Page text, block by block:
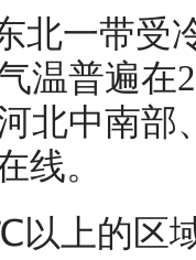
北一带受
温普遍在
北中南
线。
以上的区